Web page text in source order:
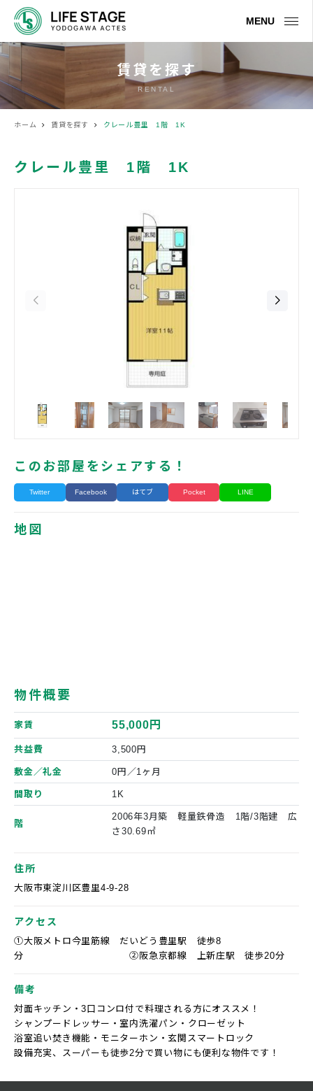
MENU
賃貸を探す
RENTAL
ホーム 賃貸を探す クレール豊里 1階 1K
クレール豊里 1階 1K
このお部屋をシェアする！
Twitter Facebook はてブ Pocket LINE
地図
物件概要
家賃 55,000円
共益費 3,500円
敷金／礼金 0円／1ヶ月
間取り 1K
階
2006年3月築 軽量鉄骨造 1階/3階建 広
さ30.69㎡
住所
大阪市東淀川区豊里4-9-28
アクセス
①大阪メトロ今里筋線 だいどう豊里駅 徒歩8
分 ②阪急京都線 上新庄駅 徒歩20分
備考
対面キッチン・3口コンロ付で料理される方にオススメ！
シャンプードレッサー・室内洗濯パン・クローゼット
浴室追い焚き機能・モニターホン・玄関スマートロック
設備充実、スーパーも徒歩2分で買い物にも便利な物件です！